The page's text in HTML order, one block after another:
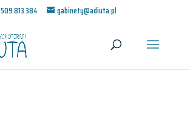
509 813 384 gabinety@adiuta.pl